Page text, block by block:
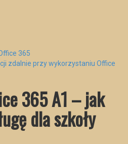
365
zdalnie przy wykorzystaniu Office
365 A1 – jak
dla szkoły